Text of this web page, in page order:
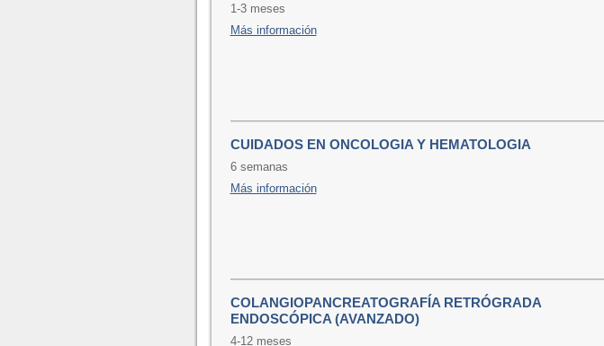
1-3 meses
Más información
CUIDADOS EN ONCOLOGIA Y HEMATOLOGIA
6 semanas
Más información
COLANGIOPANCREATOGRAFÍA RETRÓGRADA
ENDOSCÓPICA (AVANZADO)
4-12 meses